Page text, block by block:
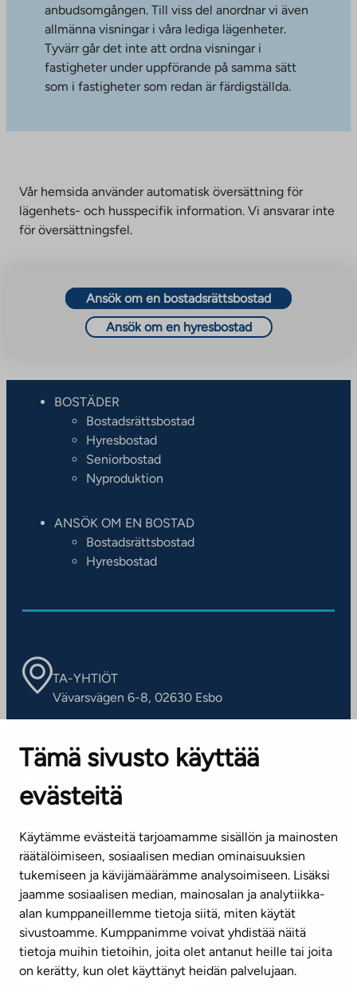
Tämä sivusto käyttää
evästeitä
Käytämme evästeitä tarjoamamme sisällön ja mainosten
räätälöimiseen, sosiaalisen median ominaisuuksien
tukemiseen ja kävijämäärämme analysoimiseen. Lisäksi
jaamme sosiaalisen median, mainosalan ja analytiikka-
alan kumppaneillemme tietoja siitä, miten käytät
sivustoamme. Kumppanimme voivat yhdistää näitä
tietoja muihin tietoihin, joita olet antanut heille tai joita
on kerätty, kun olet käyttänyt heidän palvelujaan.
anbudsomgången. Till viss del anordnar vi även
allmänna visningar i våra lediga lägenheter.
Tyvärr går det inte att ordna visningar i
fastigheter under uppförande på samma sätt
som i fastigheter som redan är färdigställda.
Vår hemsida använder automatisk översättning för
lägenhets- och husspecifik information. Vi ansvarar inte
för översättningsfel.
Ansök om en bostadsrättsbostad
Ansök om en hyresbostad
BOSTÄDER
Bostadsrättsbostad
Hyresbostad
Seniorbostad
Nyproduktion
ANSÖK OM EN BOSTAD
Bostadsrättsbostad
Hyresbostad
TA-YHTIÖT
Vävarsvägen 6-8, 02630 Esbo
Kontaktinformation
KUNDSERVICE
(vardagar kl. 8–16)
info@ta.fi
Nyhetsbrev (på finska)